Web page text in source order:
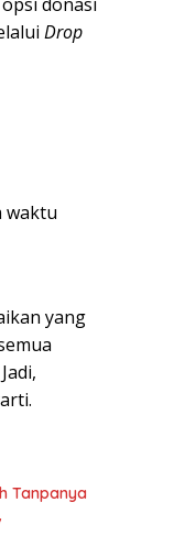
Drop
waktu
yang
Tanpanya